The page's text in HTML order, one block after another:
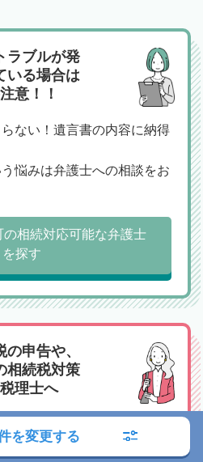
ラブルが発
いる場合は
意！！
ない！遺言書の内容に納得
悩みは弁護士への相談をお
相続対応可能な弁護士
を探す
の申告や、
相続税対策
理士へ
続税の支払いや対策を検討
を変更する